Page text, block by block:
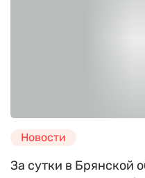
Новости
За сутки в Брянской